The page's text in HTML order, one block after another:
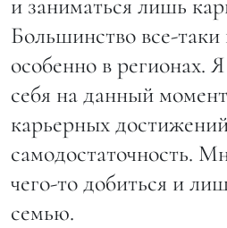
и заниматься лишь
Большинство все-
особенно в регионах.
себя на данный
карьерных
самодостаточность.
чего-то добиться и
семью.